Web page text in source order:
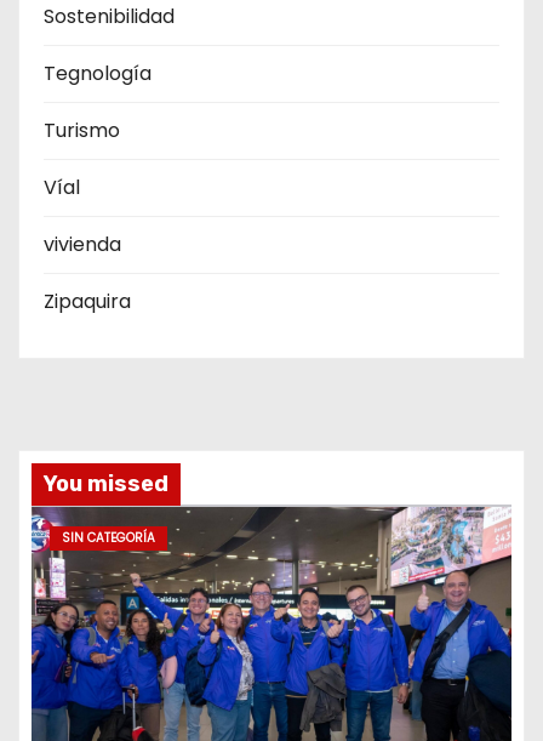
Sostenibilidad
Tegnología
Turismo
Víal
vivienda
Zipaquira
You missed
SIN CATEGORÍA